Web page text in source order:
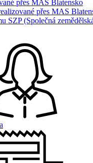
přes MAS Blatensko
přes MAS
SZP (Společná